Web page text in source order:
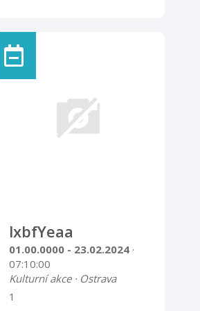
lxbfYeaa
01.00.0000 - 23.02.2024 ·
07:10:00
Kulturní akce · Ostrava
1